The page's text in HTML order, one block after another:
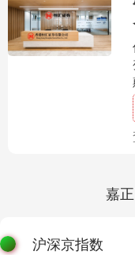
嘉
沪深京指数